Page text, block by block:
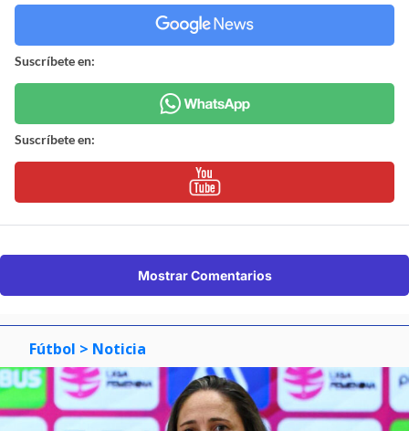
Suscríbete en:
Suscríbete en:
Mostrar Comentarios
Fútbol > Noticia